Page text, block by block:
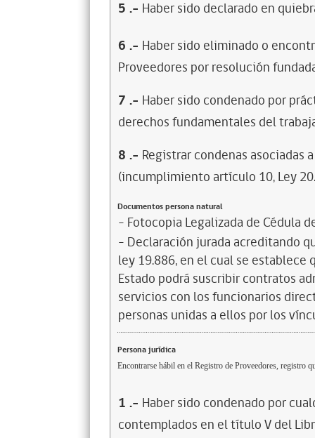
5 .- Haber sido declarado en
6 .- Haber sido eliminado o
Proveedores por resolución
7 .- Haber sido condenado por
derechos fundamentales del
8 .- Registrar condenas asociadas
(incumplimiento artículo 10, Ley
Documentos persona natural
- Fotocopia Legalizada de Cédula
- Declaración jurada acreditando
ley 19.886, en el cual se
Estado podrá suscribir contratos
servicios con los funcionarios
personas unidas a ellos por los
Persona jurídica
Encontrarse hábil en el Registro de Proveedores, registro
1 .- Haber sido condenado por
contemplados en el título V del